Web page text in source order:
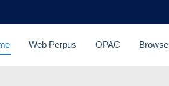
Web Perpus OPAC Browse